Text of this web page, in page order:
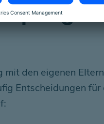
den eigenen
Entscheidungen